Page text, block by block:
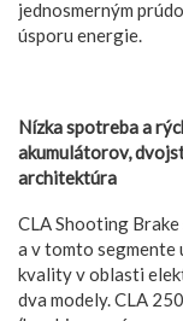
jednosmerným
úsporu energie.
Nízka spotreba a
akumulátorov,
architektúra
CLA Shooting
a v tomto segmente
kvality v oblasti
dva modely. CLA